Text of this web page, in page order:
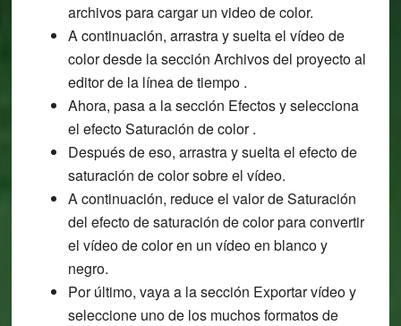
archivos para cargar un video de color.
A continuación, arrastra y suelta el vídeo de
color desde la sección Archivos del proyecto al
editor de la línea de tiempo .
Ahora, pasa a la sección Efectos y selecciona
el efecto Saturación de color .
Después de eso, arrastra y suelta el efecto de
saturación de color sobre el vídeo.
A continuación, reduce el valor de Saturación
del efecto de saturación de color para convertir
el vídeo de color en un vídeo en blanco y
negro.
Por último, vaya a la sección Exportar vídeo y
seleccione uno de los muchos formatos de